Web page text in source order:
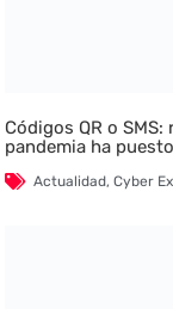
Códigos QR o
pandemia ha
Actualidad,Cyber